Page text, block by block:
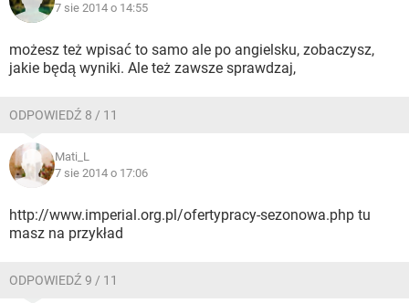
7 sie 2014 o 14:55
możesz też wpisać to samo ale po angielsku, zobaczysz,
jakie będą wyniki. Ale też zawsze sprawdzaj,
ODPOWIEDŹ 8 / 11
Mati_L
7 sie 2014 o 17:06
http://www.imperial.org.pl/ofertypracy-sezonowa.php tu
masz na przykład
ODPOWIEDŹ 9 / 11